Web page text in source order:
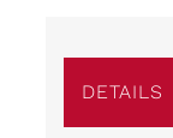
DETAILS